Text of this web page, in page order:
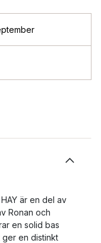
är en del av
Ronan och
en solid bas
ger en distinkt